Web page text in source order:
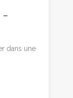
–
dans une